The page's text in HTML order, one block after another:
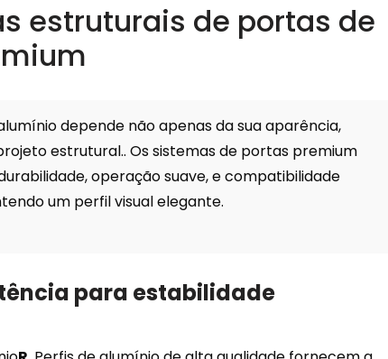
estruturais de portas de
depende não apenas da sua aparência,
estrutural.. Os sistemas de portas premium
operação suave, e compatibilidade
um perfil visual elegante.
para estabilidade